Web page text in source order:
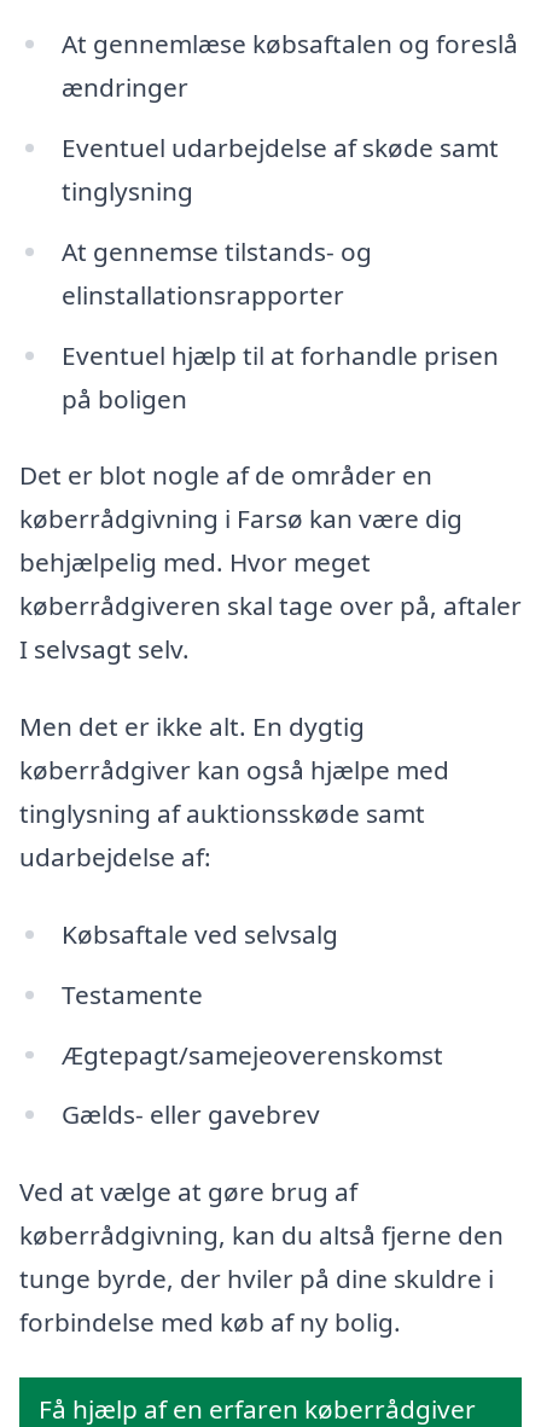
At gennemlæse købsaftalen og foreslå
ændringer
Eventuel udarbejdelse af skøde samt
tinglysning
At gennemse tilstands- og
elinstallationsrapporter
Eventuel hjælp til at forhandle prisen
på boligen
Det er blot nogle af de områder en
køberrådgivning i Farsø kan være dig
behjælpelig med. Hvor meget
køberrådgiveren skal tage over på, aftaler
I selvsagt selv.
Men det er ikke alt. En dygtig
køberrådgiver kan også hjælpe med
tinglysning af auktionsskøde samt
udarbejdelse af:
Købsaftale ved selvsalg
Testamente
Ægtepagt/samejeoverenskomst
Gælds- eller gavebrev
Ved at vælge at gøre brug af
køberrådgivning, kan du altså fjerne den
tunge byrde, der hviler på dine skuldre i
forbindelse med køb af ny bolig.
Få hjælp af en erfaren køberrådgiver